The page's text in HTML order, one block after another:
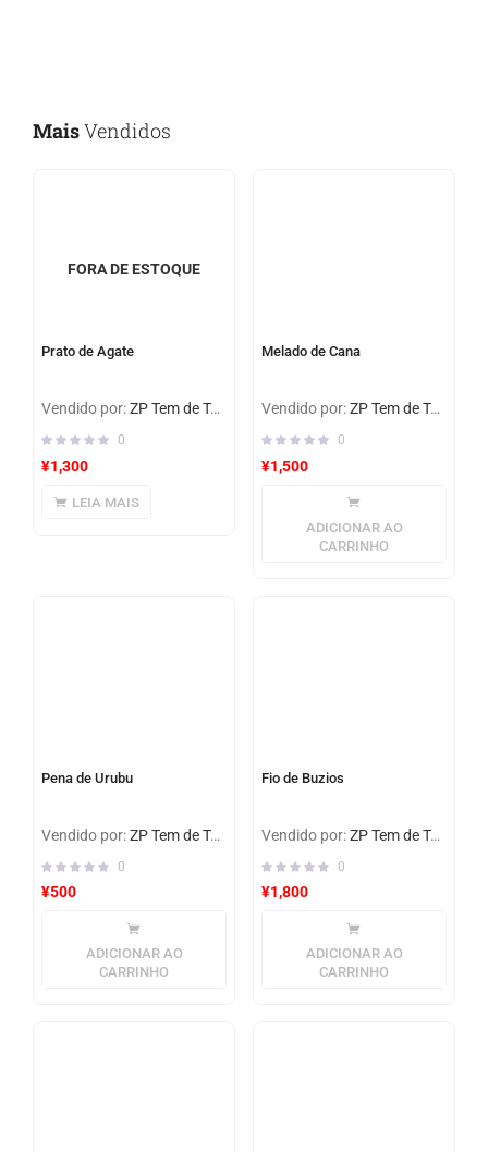
MaisVendidos
FORA DE ESTOQUE
Prato de Agate
Vendido por:ZP Tem de Tudo
0
¥1,300
LEIA MAIS
Melado de Cana
Vendido por:ZP Tem de Tudo
0
¥1,500
ADICIONAR AO
CARRINHO
Pena de Urubu
Vendido por:ZP Tem de Tudo
0
¥500
ADICIONAR AO
CARRINHO
Fio de Buzios
Vendido por:ZP Tem de Tudo
0
¥1,800
ADICIONAR AO
CARRINHO